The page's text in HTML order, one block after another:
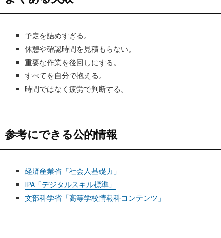
予定を詰めすぎる。
休憩や確認時間を見積もらない。
重要な作業を後回しにする。
すべてを自分で抱える。
時間ではなく疲労で判断する。
参考にできる公的情報
経済産業省「社会人基礎力」
IPA「デジタルスキル標準」
文部科学省「高等学校情報科コンテンツ」